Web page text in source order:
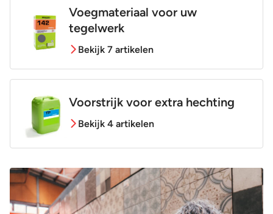
Voegmateriaal voor uw
tegelwerk
Bekijk 7 artikelen
Voorstrijk voor extra hechting
Bekijk 4 artikelen